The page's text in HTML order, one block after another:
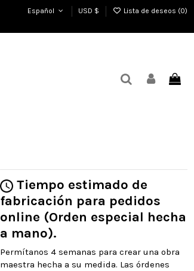
Español USD $ Lista de deseos (0)
Tiempo estimado de
fabricación para pedidos
online (Orden especial hecha
a mano).
Permítanos 4 semanas para crear una obra
maestra hecha a su medida. Las órdenes